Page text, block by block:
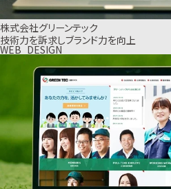
株式会社グリーンテック
技術力を訴求しブランド力を向上
WEB_DESIGN